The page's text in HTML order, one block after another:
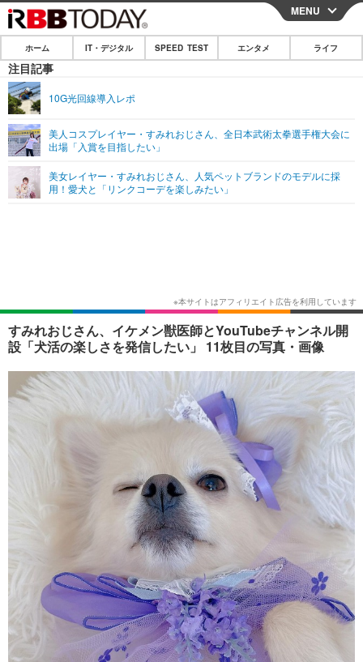
CLOSE
ホーム
IT・デジタル
ネタ
ショッピング その他
SPEED TEST
エンタメ
エンタメTOP
ショッピング その他
ライフ
MENU
ホーム IT・デジタル SPEED TEST エンタメ ライフ
注目記事
10G光回線導入レポ
美人コスプレイヤー・すみれおじさん、全日本武術太拳選手権大会に
出場「入賞を目指したい」
美女レイヤー・すみれおじさん、人気ペットブランドのモデルに採
用！愛犬と「リンクコーデを楽しみたい」
すみれおじさん、イケメン獣医師とYouTubeチャンネル開
設「犬活の楽しさを発信したい」 11枚目の写真・画像